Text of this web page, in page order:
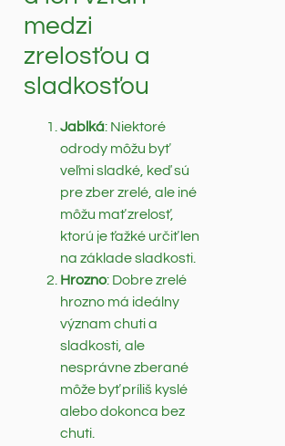
medzi
zrelosťou a
sladkosťou
Jablká: Niektoré
odrody môžu byť
veľmi sladké, keď sú
pre zber zrelé, ale iné
môžu mať zrelosť,
ktorú je ťažké určiť len
na základe sladkosti.
Hrozno: Dobre zrelé
hrozno má ideálny
význam chuti a
sladkosti, ale
nesprávne zberané
môže byť príliš kyslé
alebo dokonca bez
chuti.